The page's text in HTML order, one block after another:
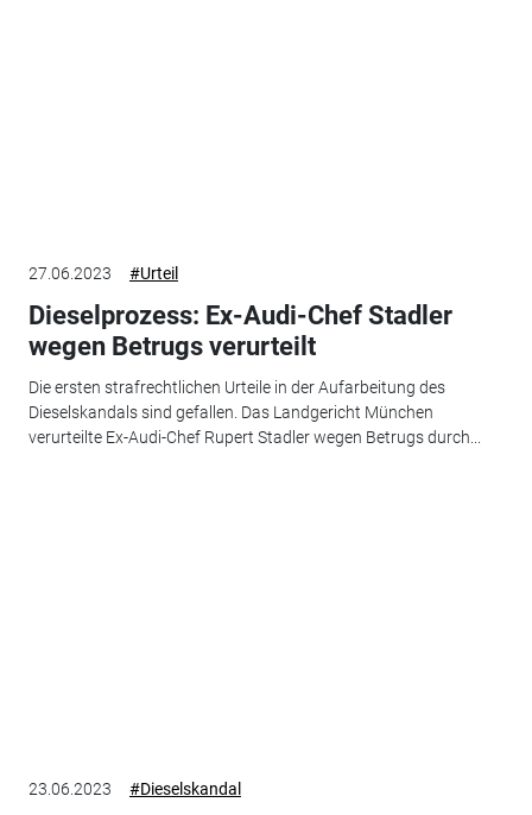
27.06.2023 #Urteil
Dieselprozess: Ex-Audi-Chef Stadler
wegen Betrugs verurteilt
Die ersten strafrechtlichen Urteile in der Aufarbeitung des
Dieselskandals sind gefallen. Das Landgericht München
verurteilte Ex-Audi-Chef Rupert Stadler wegen Betrugs durch...
23.06.2023 #Dieselskandal